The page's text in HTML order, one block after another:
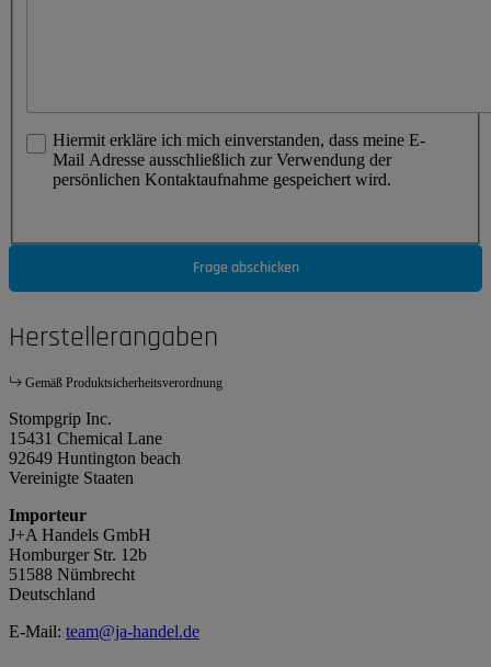
Hiermit erkläre ich mich einverstanden, dass meine E-
Mail Adresse ausschließlich zur Verwendung der
persönlichen Kontaktaufnahme gespeichert wird.
Frage abschicken
Herstellerangaben
Gemäß Produktsicherheitsverordnung
Stompgrip Inc.
15431 Chemical Lane
92649 Huntington beach
Vereinigte Staaten
Importeur
J+A Handels GmbH
Homburger Str. 12b
51588 Nümbrecht
Deutschland
E-Mail: team@ja-handel.de